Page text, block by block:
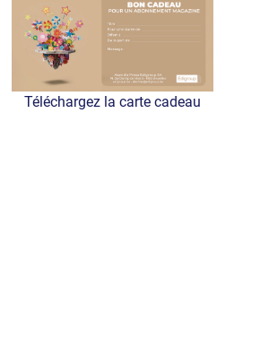
Téléchargez la carte cadeau